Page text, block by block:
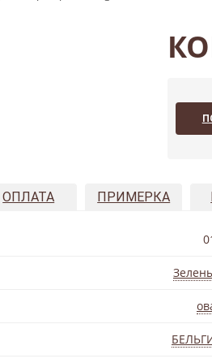
ОПЛАТА ПРИМЕРКА